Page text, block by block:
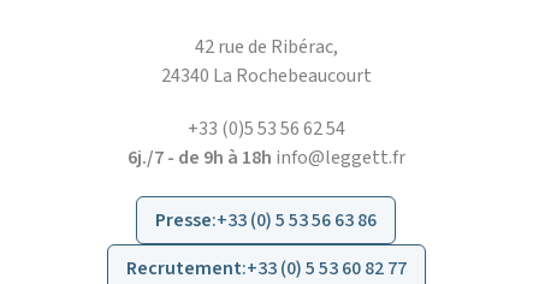
42 rue de Ribérac,
24340 La Rochebeaucourt
+33 (0)5 53 56 62 54
6j./7 - de 9h à 18h info@leggett.fr
Presse:+33 (0) 5 53 56 63 86
Recrutement:+33 (0) 5 53 60 82 77